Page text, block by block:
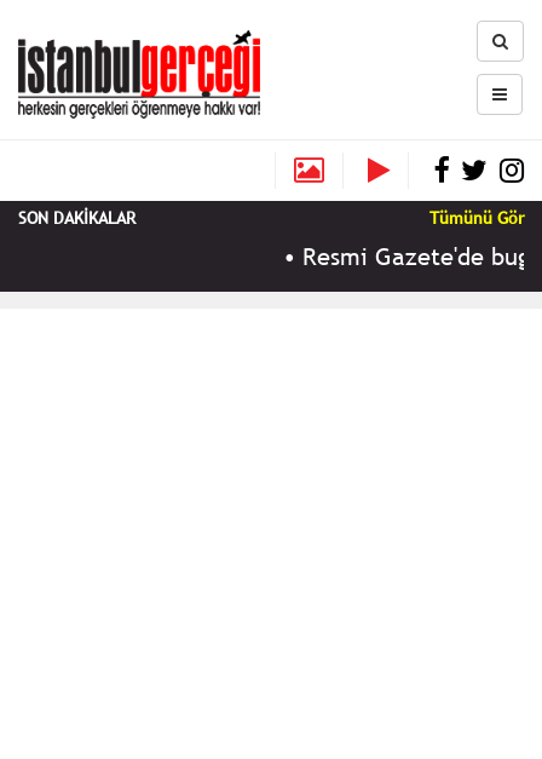
SON DAKİKALAR Tümünü Gör
•Resmi Gazete'de